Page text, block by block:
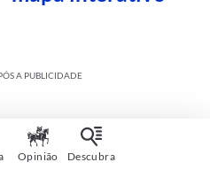
A PUBLICIDADE
Opinião Descubra